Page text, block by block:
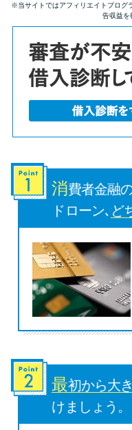
審査
便利なコン
カー
特集ページ
リ
損！
カー
得し
ード
特集
※当サイトではアフィリエイトプログ
告収益を
消費者金融
ドローン､ ど
最初から大
けましょう。